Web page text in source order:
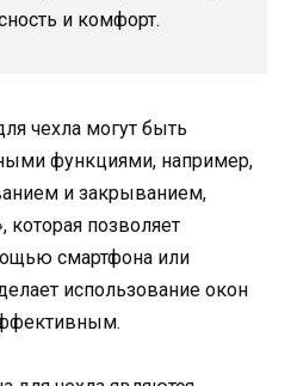
и комфорт.
чехла могут быть
функциями, например,
и закрыванием,
которая позволяет
смартфона или
использование окон